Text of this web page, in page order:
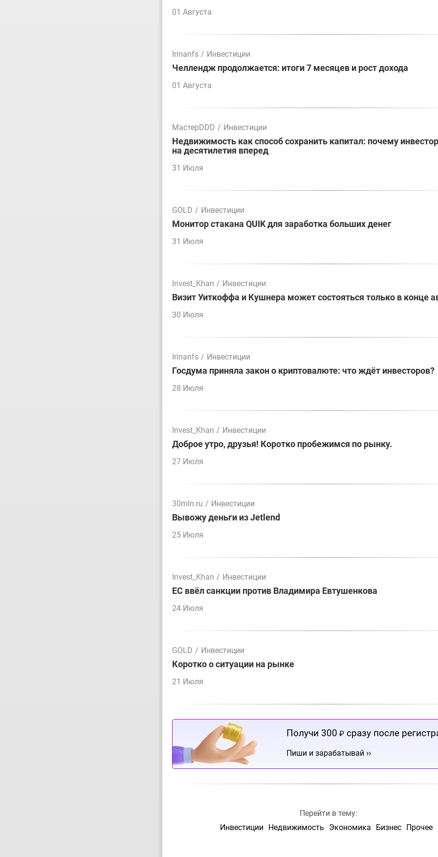
01 Августа
Irinanfs / Инвестиции
Челлендж продолжается: итоги 7 месяцев и рост дохода
01 Августа
МастерDDD / Инвестиции
Недвижимость как способ сохранить капитал: почему
на десятилетия вперед
31 Июля
GOLD / Инвестиции
Монитор стакана QUIK для заработка больших денег
31 Июля
Invest_Khan / Инвестиции
Визит Уиткоффа и Кушнера может состояться только в конце
30 Июля
Irinanfs / Инвестиции
Госдума приняла закон о криптовалюте: что ждёт инвесторов?
28 Июля
Invest_Khan / Инвестиции
Доброе утро, друзья! Коротко пробежимся по рынку.
27 Июля
30mln.ru / Инвестиции
Вывожу деньги из Jetlend
25 Июля
Invest_Khan / Инвестиции
ЕС ввёл санкции против Владимира Евтушенкова
24 Июля
GOLD / Инвестиции
Коротко о ситуации на рынке
21 Июля
Получи 300 ₽ сразу после
Пиши и зарабатывай ››
Перейти в тему:
Инвестиции
Недвижимость Экономика Бизнес Прочее